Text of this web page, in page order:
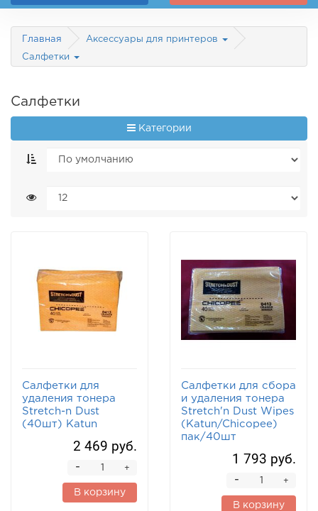
Главная Аксессуары для принтеров
Салфетки
Салфетки
Категории
Салфетки для
удаления тонера
Stretch-n Dust
(40шт) Katun
2 469 руб.
+
-
В корзину
Салфетки для сбора
и удаления тонера
Stretch'n Dust Wipes
(Katun/Chicopee)
пак/40шт
1 793 руб.
+
-
В корзину